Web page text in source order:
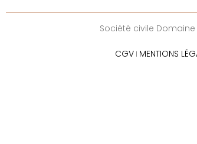
Société civile Domaine
CGV I MENTIONS